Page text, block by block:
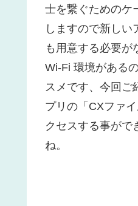
士を繋ぐためのケ
しますので新し
も用意する必要が
Wi-Fi 環境がある
スメです、今回ご
プリの「CXファ
クセスする事がで
ね。